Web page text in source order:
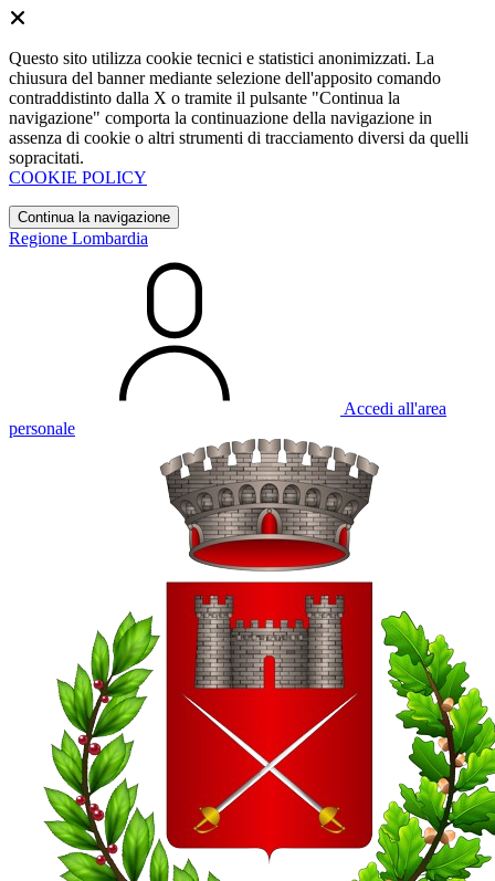
Questo sito utilizza cookie tecnici e statistici anonimizzati. La
chiusura del banner mediante selezione dell'apposito comando
contraddistinto dalla X o tramite il pulsante "Continua la
navigazione" comporta la continuazione della navigazione in
assenza di cookie o altri strumenti di tracciamento diversi da quelli
sopracitati.
COOKIE POLICY
Continua la navigazione
Regione Lombardia
Accedi all'area
personale